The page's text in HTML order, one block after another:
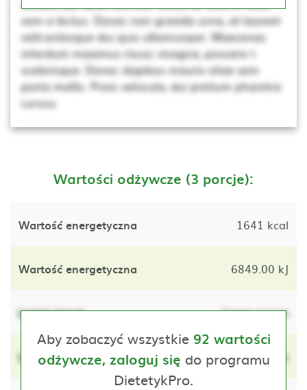
sem a lectus. Donec non gravida urna, at laoreet
velit.entesque dui quis ullamcorper. Maecenas
interdum maximus risusc vivagna, posuere t
scelerisque. Donec dapibus mauris vitae sem
porta mollis. Proin vehicula, dui pretium pharetra
cursus.
Wartości odżywcze (3 porcje):
Wartość energetyczna 1641 kcal
Wartość energetyczna 6849.00 kJ
Lorem ipsum lorem ipsum
Lorem ipsum lorem ipsum
Aby zobaczyć wszystkie 92 wartości
odżywcze, zaloguj się do programu
DietetykPro.